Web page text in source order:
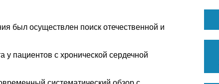
был осуществлен поиск отечественной и
пациентов с хронической сердечной